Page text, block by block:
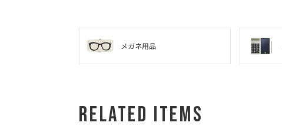
メガネ用品
Related Items